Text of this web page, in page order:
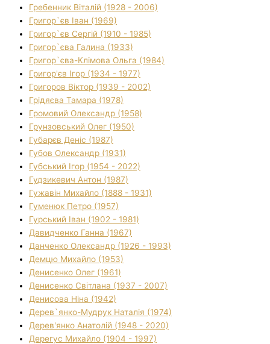
Гребенник Віталій (1928 - 2006)
Григор`єв Іван (1969)
Григор`єв Сергій (1910 - 1985)
Григор`єва Галина (1933)
Григор`єва-Клімова Ольга (1984)
Григор'єв Ігор (1934 - 1977)
Григоров Віктор (1939 - 2002)
Грідяєва Тамара (1978)
Громовий Олександр (1958)
Грунзовський Олег (1950)
Губарєв Деніс (1987)
Губов Олександр (1931)
Губський Ігор (1954 - 2022)
Гудзикевич Антон (1987)
Гужавін Михайло (1888 - 1931)
Гуменюк Петро (1957)
Гурський Іван (1902 - 1981)
Давидченко Ганна (1967)
Данченко Олександр (1926 - 1993)
Демцю Михайло (1953)
Денисенко Олег (1961)
Денисенко Світлана (1937 - 2007)
Денисова Ніна (1942)
Дерев`янко-Мудрук Наталія (1974)
Дерев'янко Анатолій (1948 - 2020)
Дерегус Михайло (1904 - 1997)